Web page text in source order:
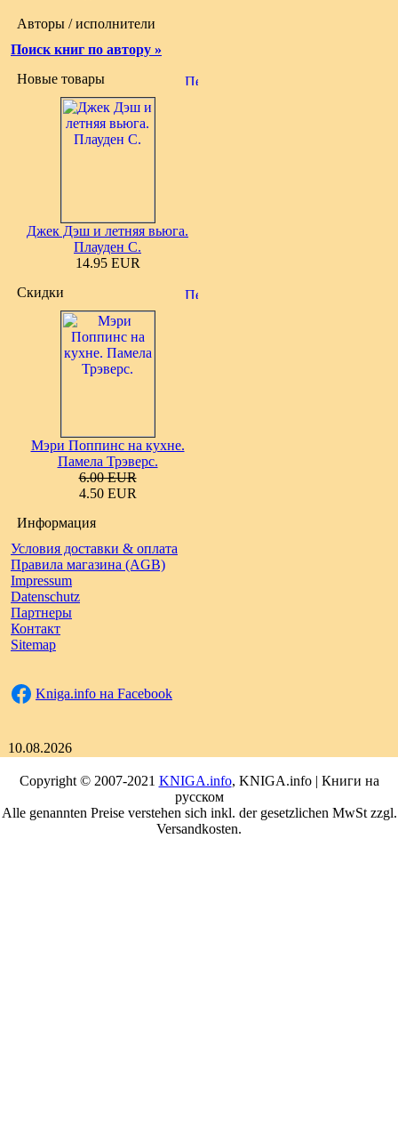
Авторы / исполнители
Поиск книг по автору »
Новые товары
Джек Дэш и летняя вьюга.
Плауден С.
14.95 EUR
Скидки
Мэри Поппинс на кухне.
Памела Трэверс.
6.00 EUR
4.50 EUR
Информация
Условия доставки & оплата
Правила магазина (AGB)
Impressum
Datenschutz
Партнеры
Контакт
Sitemap
Kniga.info на Facebook
10.08.2026
Copyright © 2007-2021 KNIGA.info, KNIGA.info | Книги на
русском
Alle genannten Preise verstehen sich inkl. der gesetzlichen MwSt zzgl.
Versandkosten.